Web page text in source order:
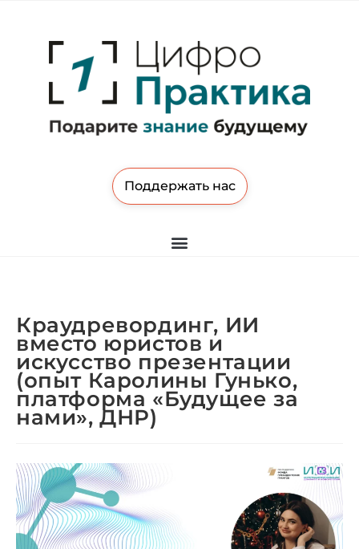
Поддержать нас
Краудревординг, ИИ
вместо юристов и
искусство презентации
(опыт Каролины Гунько,
платформа «Будущее за
нами», ДНР)